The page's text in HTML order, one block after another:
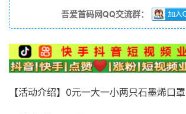
吾爱首码网QQ交流群：
【活动介绍】0元一大一小两只石墨烯口罩